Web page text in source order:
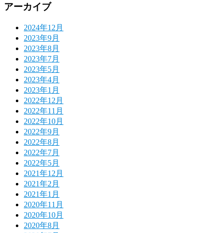
アーカイブ
2024年12月
2023年9月
2023年8月
2023年7月
2023年5月
2023年4月
2023年1月
2022年12月
2022年11月
2022年10月
2022年9月
2022年8月
2022年7月
2022年5月
2021年12月
2021年2月
2021年1月
2020年11月
2020年10月
2020年8月